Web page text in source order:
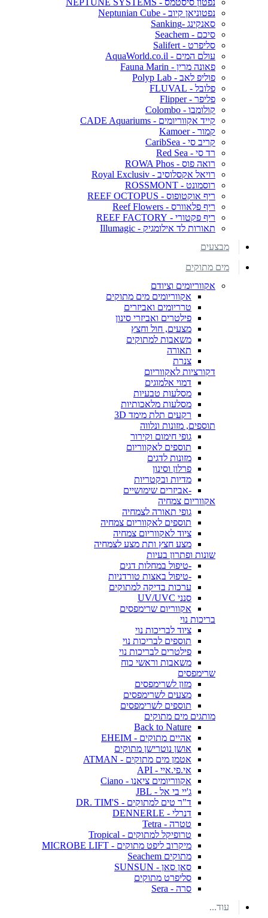
נפטוניאן קיוב - Neptunian Cube
סאנקינג -Sanking
סיכם - Seachem
סליפרט - Salifert
עולם המים - AquaWorld.co.il
פאונה מרין - Fauna Marin
פוליפ לאב - Polyp Lab
פלובל - FLUVAL
פליפר - Flipper
קולומבו - Colombo
קייד אקווריומים - CADE Aquariums
קמור - Kamoer
קריב סי - CaribSea
רד סי - Red Sea
רואה פוס - ROWA Phos
רויאל אקסלוסיב - Royal Exclusiv
רוסמונט - ROSSMONT
ריף אוקטופוס - REEF OCTOPUS
ריף פלאוורס - Reef Flowers
ריף פקטורי - REEF FACTORY
תאורות לד אילומגיק - Illumagic
מבצעים
מים מתוקים
אקווריומים וציודם
אקווריומים מים מתוקים
טרריומים ואביזרים
פילטרים ואביזרי סינון
מצעים, חול וחצץ
משאבות למתוקים
תאורה
צנרת
דקורציות לאקווריום
דמוי אלמוגים
מסלעות טבעיות
מסלעות מלאכותיות
רקעים תלת מימד 3D
תוספים, מזונות ונלווה
גופי חימום וקירור
תוספים לאקווריום
מזונות לדגים
פרלון וסינון
מדיות ובקטריות
-אביזרים שימושיים
אקווריום צמחיה
גופי תאורה לצמחיה
תוספים לאקווריום צמחיה
ציוד לאקווריום צמחיה
מצע חצץ ותת מצע לצמחיה
שונות ופתרון בעיות
-טיפול במחלות דגים
-טיפול באצות טורדניות
ערכות בדיקה למתוקים
סנני UV/UVC
אקווריום שרימפסים
בריכות נוי
ציוד לבריכות נוי
תוספים לבריכות נוי
פילטרים לבריכות נוי
משאבות וראשי כוח
שרימפסים
מזון לשרימפסים
מצעים לשרימפסים
תוספים לשרימפסים
מותגים מים מתוקים
Back to Nature
אהיים מתוקים - EHEIM
אושן נוטרישן מתוקים
אטמן מים מתוקים - ATMAN
אי.פי.איי - API
אקווריומים ציאנו - Ciano
ג'יי בי אל - JBL
ד"ר טים למתוקים - DR. TIM'S
דנרלי - DENNERLE
טטרה - Tetra
טרופיקל למתוקים - Tropical
מיקרוב ליפט מתוקים - MICROBE LIFT
מתוקים Seachem
סאן סאן - SUNSUN
סליפרט מתוקים
סרה - Sera
עוד...